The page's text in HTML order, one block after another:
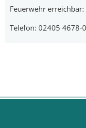
Feuerwehr erreichbar:
Telefon: 02405 4678-0